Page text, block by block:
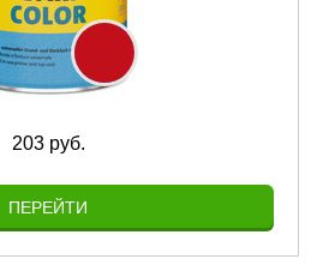
203 руб.
ПЕРЕЙТИ